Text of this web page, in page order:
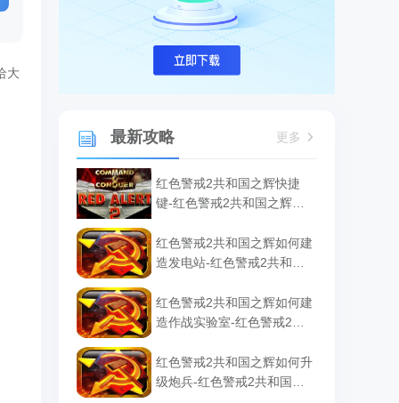
大
最新攻略 更多
红色警戒2共和国之辉快捷
键-红色警戒2共和国之辉快
红色警戒2共和国之辉如何建
造发电站-红色警戒2共和国
红色警戒2共和国之辉如何建
造作战实验室-红色警戒2共
方法
红色警戒2共和国之辉如何升
级炮兵-红色警戒2共和国之